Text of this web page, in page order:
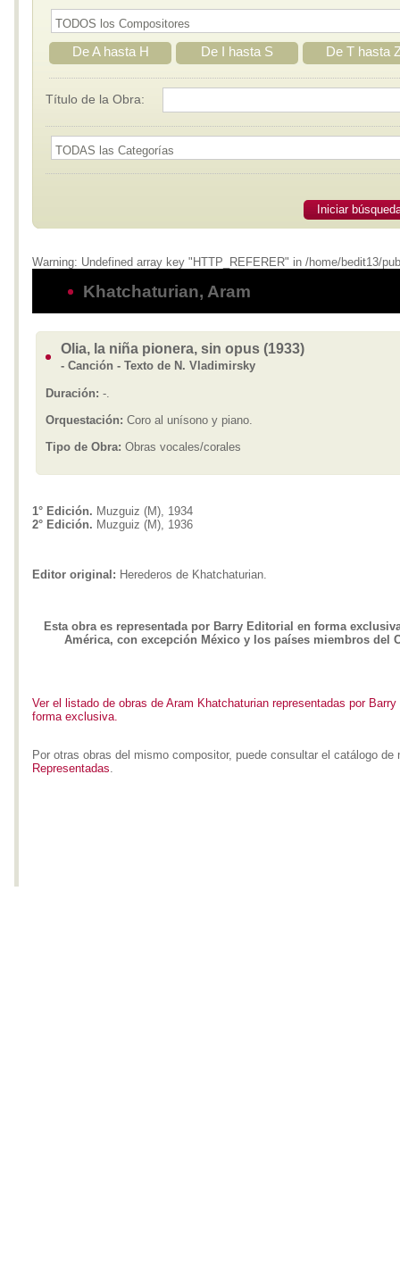
De A hasta H De I hasta S De T hasta
Título de la Obra:
Iniciar
Warning: Undefined array key "HTTP_REFERER" in /home/bedit13/
Khatchaturian, Aram
Olia, la niña pionera, sin opus (1933)
- Canción - Texto de N. Vladimirsky
Duración: -.
Orquestación: Coro al unísono y piano.
Tipo de Obra: Obras vocales/corales
1° Edición. Muzguiz (M), 1934
2° Edición. Muzguiz (M), 1936
Editor original: Herederos de Khatchaturian.
Esta obra es representada por Barry Editorial en forma
América, con excepción México y los países miembros del
Ver el listado de obras de Aram Khatchaturian representadas por
forma exclusiva.
Por otras obras del mismo compositor, puede consultar el catálogo de
Representadas.